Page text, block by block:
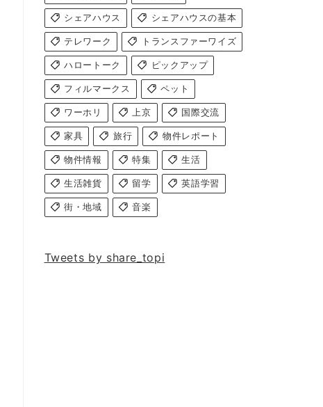
シェアハウス シェアハウスの基本
テレワーク トランスファーワイズ
ハロートーク ピックアップ
フィルマークス ペット
ワーホリ 上京 国際交流
家具 旅行 物件レポート
物件情報 特集 生活
生活雑貨 留学 英語学習
街・地域 音楽
Tweets by share_topi